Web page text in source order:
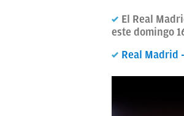
El Real
este domingo
Real Madrid